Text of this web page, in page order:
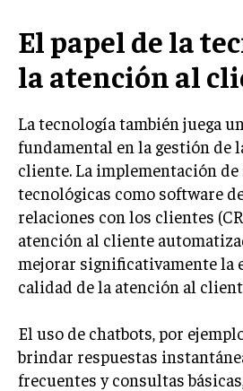
ÉXITO EMPRESARIAL Y
GOBIERNO CORPORATIVO
NEGOCIOS
ESTRATEGIAS DE NEGOCIOS
MARKETING B2B
MARKETING B2C
FRANQUICIAS
MARKETING DE
E-COMMERCE Y COMERCIO
ESTRATEGIAS DE PRICING
PRECIOS
El papel de la
la atención al
La tecnología también juega
fundamental en la gestión de
cliente. La implementación
tecnológicas como software
relaciones con los clientes
atención al cliente
mejorar significativamente la
calidad de la atención al
El uso de chatbots, por
brindar respuestas
frecuentes y consultas